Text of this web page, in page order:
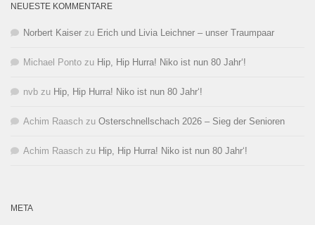
NEUESTE KOMMENTARE
Norbert Kaiser zu Erich und Livia Leichner – unser Traumpaar
Michael Ponto zu Hip, Hip Hurra! Niko ist nun 80 Jahr‘!
nvb zu Hip, Hip Hurra! Niko ist nun 80 Jahr‘!
Achim Raasch zu Osterschnellschach 2026 – Sieg der Senioren
Achim Raasch zu Hip, Hip Hurra! Niko ist nun 80 Jahr‘!
META